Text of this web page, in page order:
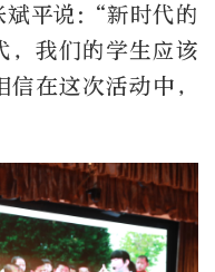
斌平说:“新时代的
，我们的学生应该
在这次活动中，